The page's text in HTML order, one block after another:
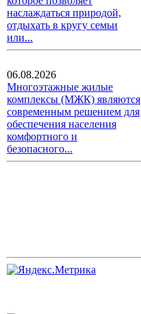
наслаждаться природой,
отдыхать в кругу семьи
или...
06.08.2026
Многоэтажные жилые
комплексы (МЖК) являются
современным решением для
обеспечения населения
комфортного и
безопасного...